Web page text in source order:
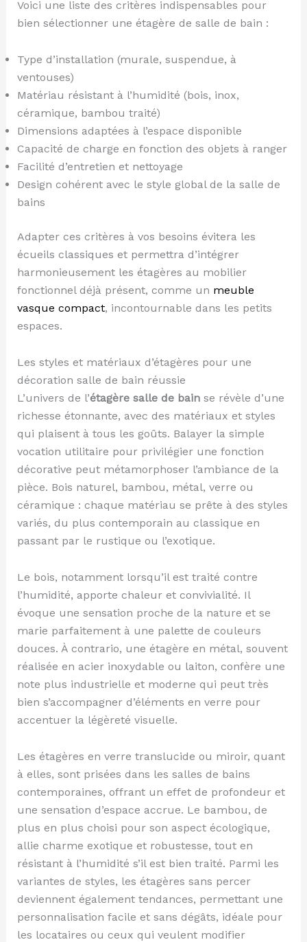
Voici une liste des critères indispensables pour
bien sélectionner une étagère de salle de bain :
Type d’installation (murale, suspendue, à
ventouses)
Matériau résistant à l’humidité (bois, inox,
céramique, bambou traité)
Dimensions adaptées à l’espace disponible
Capacité de charge en fonction des objets à ranger
Facilité d’entretien et nettoyage
Design cohérent avec le style global de la salle de
bains
Adapter ces critères à vos besoins évitera les
écueils classiques et permettra d’intégrer
harmonieusement les étagères au mobilier
fonctionnel déjà présent, comme un meuble
vasque compact, incontournable dans les petits
espaces.
Les styles et matériaux d’étagères pour une
décoration salle de bain réussie
L’univers de l’étagère salle de bainse révèle d’une
richesse étonnante, avec des matériaux et styles
qui plaisent à tous les goûts. Balayer la simple
vocation utilitaire pour privilégier une fonction
décorative peut métamorphoser l’ambiance de la
pièce. Bois naturel, bambou, métal, verre ou
céramique : chaque matériau se prête à des styles
variés, du plus contemporain au classique en
passant par le rustique ou l’exotique.
Le bois, notamment lorsqu’il est traité contre
l’humidité, apporte chaleur et convivialité. Il
évoque une sensation proche de la nature et se
marie parfaitement à une palette de couleurs
douces. À contrario, une étagère en métal, souvent
réalisée en acier inoxydable ou laiton, confère une
note plus industrielle et moderne qui peut très
bien s’accompagner d’éléments en verre pour
accentuer la légèreté visuelle.
Les étagères en verre translucide ou miroir, quant
à elles, sont prisées dans les salles de bains
contemporaines, offrant un effet de profondeur et
une sensation d’espace accrue. Le bambou, de
plus en plus choisi pour son aspect écologique,
allie charme exotique et robustesse, tout en
résistant à l’humidité s’il est bien traité. Parmi les
variantes de styles, les étagères sans percer
deviennent également tendances, permettant une
personnalisation facile et sans dégâts, idéale pour
les locataires ou ceux qui veulent modifier